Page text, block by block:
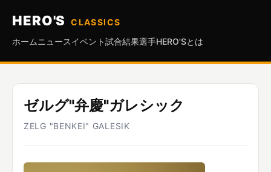
HERO'S
CLASSICS
ホーム ニュースイベント試合結果選手HERO'Sとは
ゼルグ"弁慶"ガレシック
ZELG "BENKEI" GALESIK